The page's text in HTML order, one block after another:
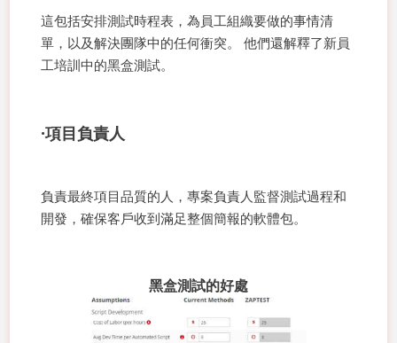
這包括安排測試時程表，為員工組織要做的事情清
單，以及解決團隊中的任何衝突。 他們還解釋了新員
工培訓中的黑盒測試。
·項目負責人
負責最終項目品質的人，專案負責人監督測試過程和
開發，確保客戶收到滿足整個簡報的軟體包。
黑盒測試的好處